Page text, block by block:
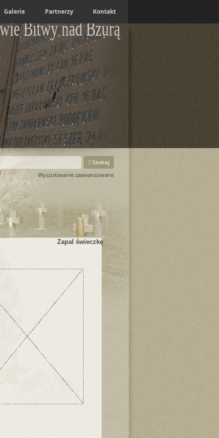
Galerie Partnerzy Kontakt
Bitwy nad Bzurą
Szukaj
Wyszukiwanie zaawansowane
Zapal świeczkę